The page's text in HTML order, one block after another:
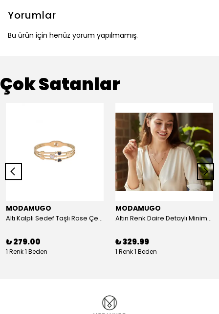
Yorumlar
Bu ürün için henüz yorum yapılmamış.
Çok Satanlar
MODAMUGO
Altı Kalpli Sedef Taşlı Rose Çelik Kelepçe Bileklik
₺ 279.00
1 Renk 1 Beden
MODAMUGO
Altın Renk Daire Detaylı Minimal Y Çelik Kolye
₺ 329.99
1 Renk 1 Beden